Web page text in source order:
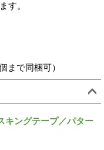
す。
まで同梱可）
キングテープ／パター